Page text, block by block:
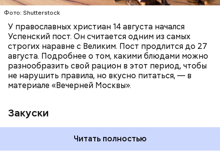
Фото: Shutterstock
У православных христиан 14 августа начался
Успенский пост. Он считается одним из самых
строгих наравне с Великим. Пост продлится до 27
августа. Подробнее о том, какими блюдами можно
разнообразить свой рацион в этот период, чтобы
не нарушить правила, но вкусно питаться, — в
материале «Вечерней Москвы».
Закуски
Читать полностью
По словам Вильфанда, с середины следующей
купального сезона в Москве и Подмосковье